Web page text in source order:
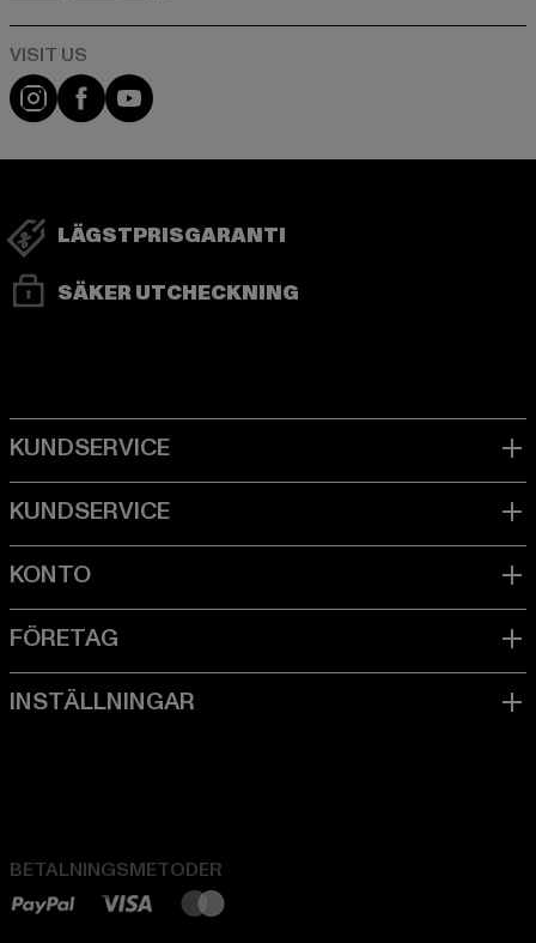
Visit our Instagram page:
Visit our Facebook page:
Visit our YouTube channel:
LÄGSTPRISGARANTI
SÄKER UTCHECKNING
BETALNINGSMETODER